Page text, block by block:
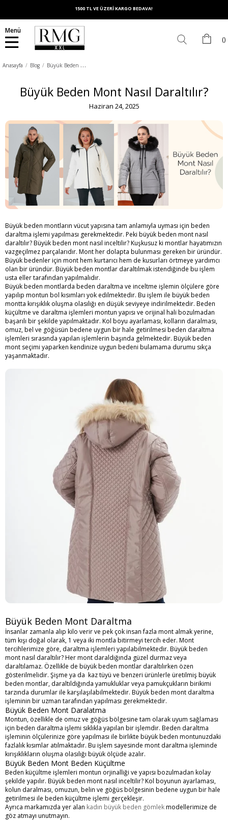
1500 TL VE ÜZERİ KARGO BEDAVA!
Menü
Anasayfa Blog B
üyük Beden Mont Nasıl Daraltılır?
Büyük Beden Mont Nasıl Daraltılır?
Büyük beden montların vücut yapısına tam anlamıyla uyması için beden
daraltma işlemi yapılması gerekmektedir. Peki büyük beden mont nasıl
daraltılır? Büyük beden mont nasıl inceltilir? Kuşkusuz ki montlar hayatımızın
vazgeçilmez parçalarıdır. Mont her dolapta bulunması gereken bir üründür.
Büyük bedenler için mont hem kurtarıcı hem de kusurları örtmeye yardımcı
olan bir üründür. Büyük beden montlar daraltılmak istendiğinde bu işlem
usta eller tarafından yapılmalıdır.
Büyük beden montlarda beden daraltma ve inceltme işlemin ölçülere göre
yapılıp montun bol kısımları yok edilmektedir. Bu işlem ile büyük beden
montta kırışıklık oluşma olasılığı en düşük seviyeye indirilmektedir. Beden
küçültme ve daraltma işlemleri montun yapısı ve orijinal hali bozulmadan
başarılı bir şekilde yapılmaktadır. Kol boyu ayarlaması, kolların daralması,
omuz, bel ve göğüsün bedene uygun bir hale getirilmesi beden daraltma
işlemleri sırasında yapılan işlemlerin başında gelmektedir. Büyük beden
mont seçimi yaparken kendinize uygun bedeni bulamama durumu sıkça
yaşanmaktadır.
Büyük Beden Mont Daraltma
İnsanlar zamanla alıp kilo verir ve pek çok insan fazla mont almak yerine,
tüm kışı doğal olarak, 1 veya iki montla bitirmeyi tercih eder. Mont
tercihlerimize göre, daraltma işlemleri yapılabilmektedir. Büyük beden
mont nasıl daraltılır? Her mont daraldığında güzel durmaz veya
daraltılamaz. Özellikle de büyük beden montlar daraltılırken özen
gösterilmelidir. Şişme ya da kaz tüyü ve benzeri ürünlerle üretilmiş büyük
beden montlar, daraltıldığında yamukluklar veya pamukçukların birikimi
tarzında durumlar ile karşılaşılabilmektedir. Büyük beden mont daraltma
işleminin bir uzman tarafından yapılması gerekmektedir.
Büyük Beden Mont Daralatma
Montun, özellikle de omuz ve göğüs bölgesine tam olarak uyum sağlaması
için beden daraltma işlemi sıklıkla yapılan bir işlemdir. Beden daraltma
işleminin ölçülerinize göre yapılması ile birlikte büyük beden montunuzdaki
fazlalık kısımlar atılmaktadır. Bu işlem sayesinde mont daraltma işleminde
kırışıklıkların oluşma olasılığı büyük ölçüde azalır.
Büyük Beden Mont Beden Küçültme
Beden küçültme işlemleri montun orjinalliği ve yapısı bozulmadan kolay
şekilde yapılır. Büyük beden mont nasıl inceltilir? Kol boyunun ayarlaması,
kolun daralması, omuzun, belin ve göğüs bölgesinin bedene uygun bir hale
getirilmesi ile beden küçültme işlemi gerçekleşir.
Ayrıca markamızda yer alan kadın büyük beden gömlekmodellerimize de
göz atmayı unutmayın.
Haziran 24, 2025